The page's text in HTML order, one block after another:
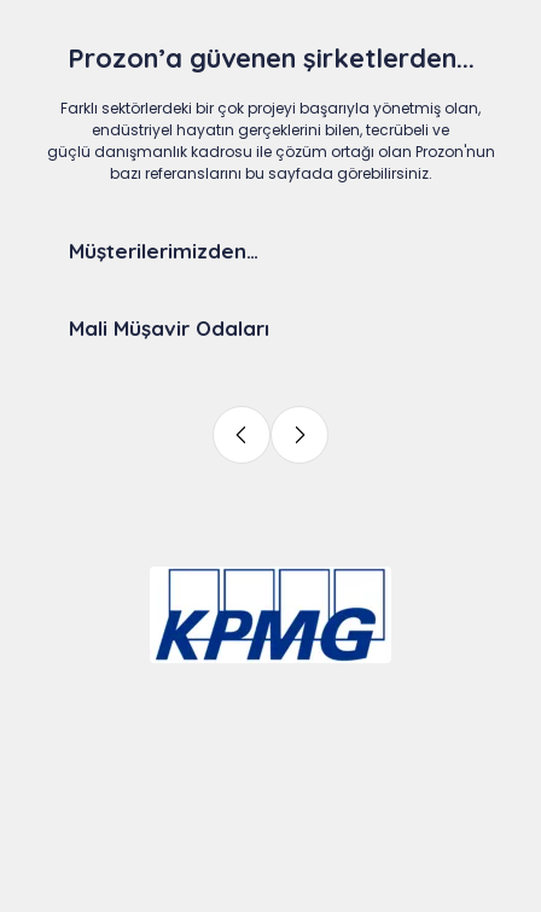
Prozon’a güvenen şirketlerden...
Farklı sektörlerdeki bir çok projeyi başarıyla yönetmiş olan,
endüstriyel hayatın gerçeklerini bilen, tecrübeli ve
güçlü danışmanlık kadrosu ile çözüm ortağı olan Prozon'nun
bazı referanslarını bu sayfada görebilirsiniz.
Müşterilerimizden…
Mali Müşavir Odaları